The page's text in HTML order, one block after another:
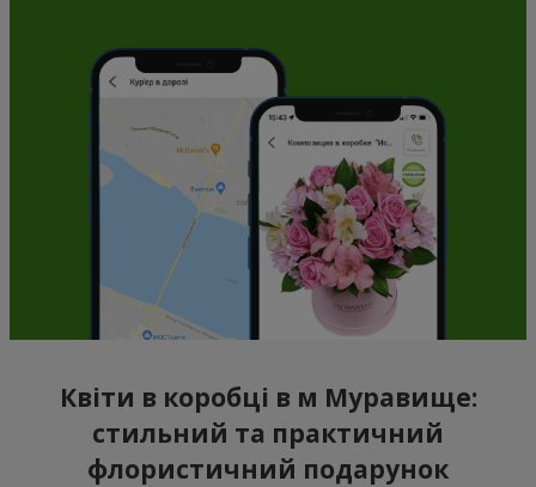
Квіти в коробці в м Муравище:
стильний та практичний
флористичний подарунок